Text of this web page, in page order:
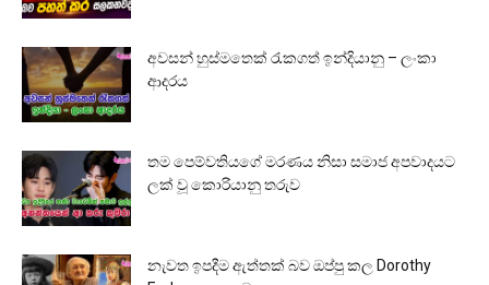
අවසන් හුස්මතෙක් රැකගත් ඉන්දියානු – ලංකා
ආදරය
තම පෙම්වතියගේ මරණය නිසා සමාජ අපවාදයට
ලක් වූ කොරියානු තරුව
නැවත ඉපදීම ඇත්තක් බව ඔප්පු කල Dorothy